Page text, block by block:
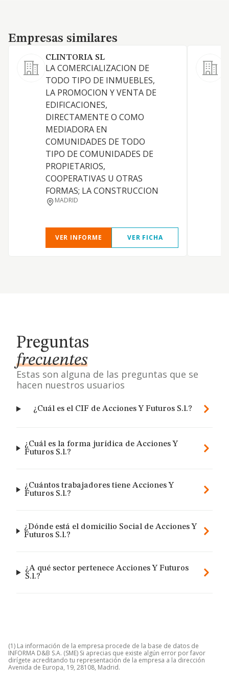
Empresas similares
Empresas similares
CLINTORIA SL
LA COMERCIALIZACION DE
TODO TIPO DE INMUEBLES,
LA PROMOCION Y VENTA DE
EDIFICACIONES,
DIRECTAMENTE O COMO
MEDIADORA EN
COMUNIDADES DE TODO
TIPO DE COMUNIDADES DE
PROPIETARIOS,
COOPERATIVAS U OTRAS
FORMAS; LA CONSTRUCCION
MADRID
VER INFORME VER FICHA
Preguntas
frecuentes
Estas son alguna de las preguntas que se
hacen nuestros usuarios
¿Cuál es el CIF de Acciones Y Futuros S.l.?
¿Cuál es la forma jurídica de Acciones Y
Futuros S.l.?
¿Cuántos trabajadores tiene Acciones Y
Futuros S.l.?
¿Dónde está el domicilio Social de Acciones Y
Futuros S.l.?
¿A qué sector pertenece Acciones Y Futuros
S.l.?
(1) La información de la empresa procede de la base de datos de
INFORMA D&B S.A. (SME) Si aprecias que existe algún error por favor
dirígete acreditando tu representación de la empresa a la dirección
Avenida de Europa, 19, 28108, Madrid.